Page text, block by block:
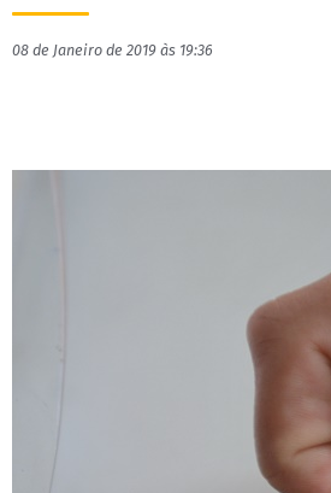
08 de Janeiro de 2019 às 19:36